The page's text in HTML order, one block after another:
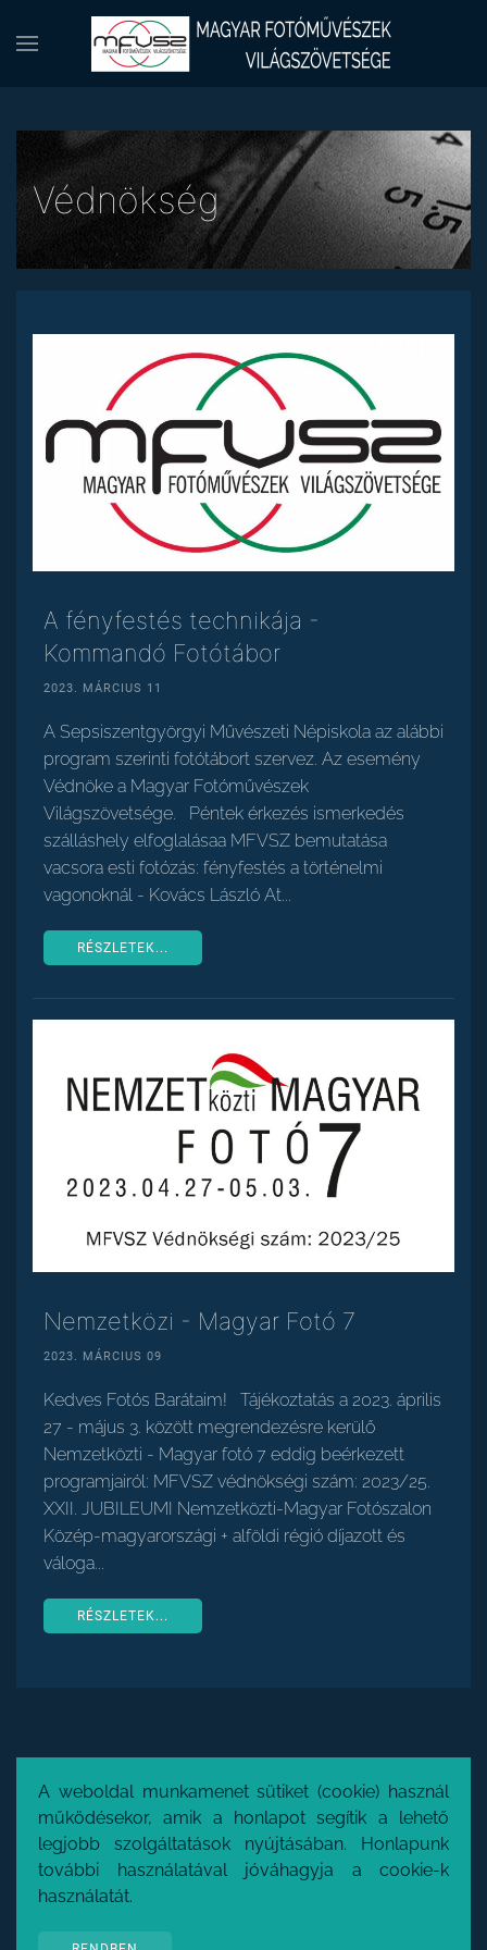
Védnökség
A fényfestés technikája -
Kommandó Fotótábor
2023. MÁRCIUS 11
A Sepsiszentgyörgyi Művészeti Népiskola az alábbi
program szerinti fotótábort szervez. Az esemény
Védnöke a Magyar Fotóművészek
Világszövetsége. Péntek érkezés ismerkedés
szálláshely elfoglalásaa MFVSZ bemutatása
vacsora esti fotózás: fényfestés a történelmi
vagonoknál - Kovács László At...
RÉSZLETEK...
Nemzetközi - Magyar Fotó 7
2023. MÁRCIUS 09
Kedves Fotós Barátaim! Tájékoztatás a 2023. április
27 - május 3. között megrendezésre kerülő
Nemzetközti - Magyar fotó 7 eddig beérkezett
programjairól: MFVSZ védnökségi szám: 2023/25.
XXII. JUBILEUMI Nemzetközti-Magyar Fotószalon
Közép-magyarországi + alföldi régió díjazott és
váloga...
RÉSZLETEK...
HASZNÁLATI
ÚTMUTATÓ
IMPRESSZTUM
OLDALTÉRKÉP
ARCHÍVUM
ADATKEZELÉSI
TÁJÉKOZTATÓ
A weboldal munkamenet sütiket (cookie) használ
működésekor, amik a honlapot segítik a lehető
legjobb szolgáltatások nyújtásában. Honlapunk
további használatával jóváhagyja a cookie-k
használatát.